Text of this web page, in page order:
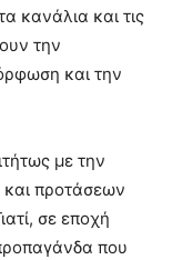
κανάλια και τις
την
και την
με την
και προτάσεων
σε εποχή
που